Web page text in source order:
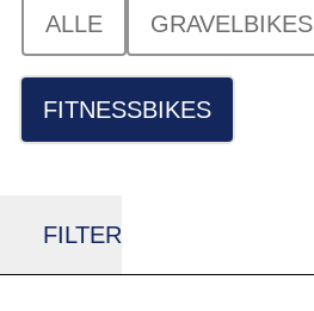
ALLE GRAVELBIKES
FITNESSBIKES
FILTER